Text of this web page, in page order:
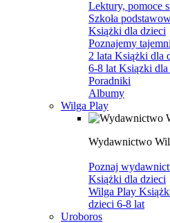
Lektury, pomoce
Szkoła
Książki dla dzieci
Poznajemy
2 lata Książki dla
6-8 lat Ksiązki dla
Poradniki
Albumy
Wilga Play
Wydawnictwo
Poznaj
Książki dla dzieci
Wilga Play
dzieci 6-8 lat
Uroboros